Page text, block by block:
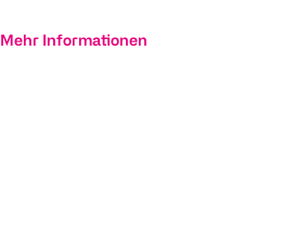
Mehr Informationen